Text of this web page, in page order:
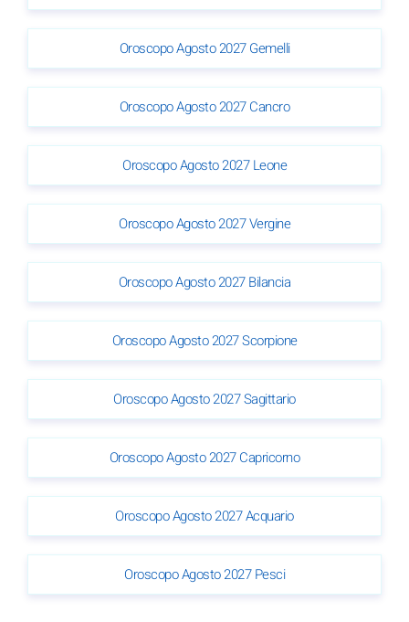
Oroscopo Agosto 2027 Gemelli
Oroscopo Agosto 2027 Cancro
Oroscopo Agosto 2027 Leone
Oroscopo Agosto 2027 Vergine
Oroscopo Agosto 2027 Bilancia
Oroscopo Agosto 2027 Scorpione
Oroscopo Agosto 2027 Sagittario
Oroscopo Agosto 2027 Capricorno
Oroscopo Agosto 2027 Acquario
Oroscopo Agosto 2027 Pesci